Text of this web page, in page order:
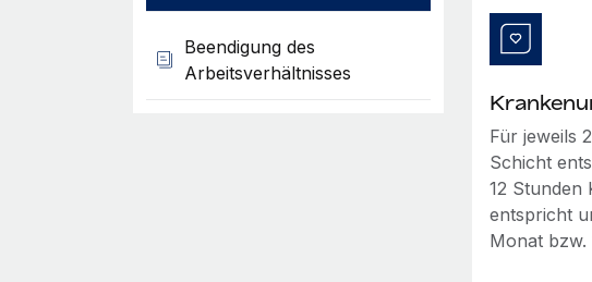
Beendigung des
Arbeitsverhältnisses
Für jeweils
Schicht
12 Stunden
entspricht
Monat bzw.